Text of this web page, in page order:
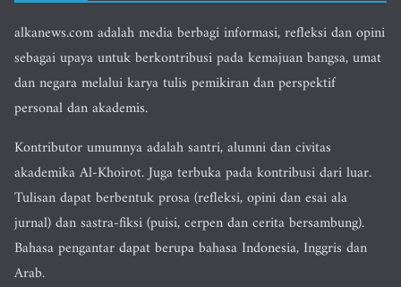
alkanews.com adalah media berbagi informasi, refleksi dan opini
sebagai upaya untuk berkontribusi pada kemajuan bangsa, umat
dan negara melalui karya tulis pemikiran dan perspektif
personal dan akademis.
Kontributor umumnya adalah santri, alumni dan civitas
akademika Al-Khoirot. Juga terbuka pada kontribusi dari luar.
Tulisan dapat berbentuk prosa (refleksi, opini dan esai ala
jurnal) dan sastra-fiksi (puisi, cerpen dan cerita bersambung).
Bahasa pengantar dapat berupa bahasa Indonesia, Inggris dan
Arab.